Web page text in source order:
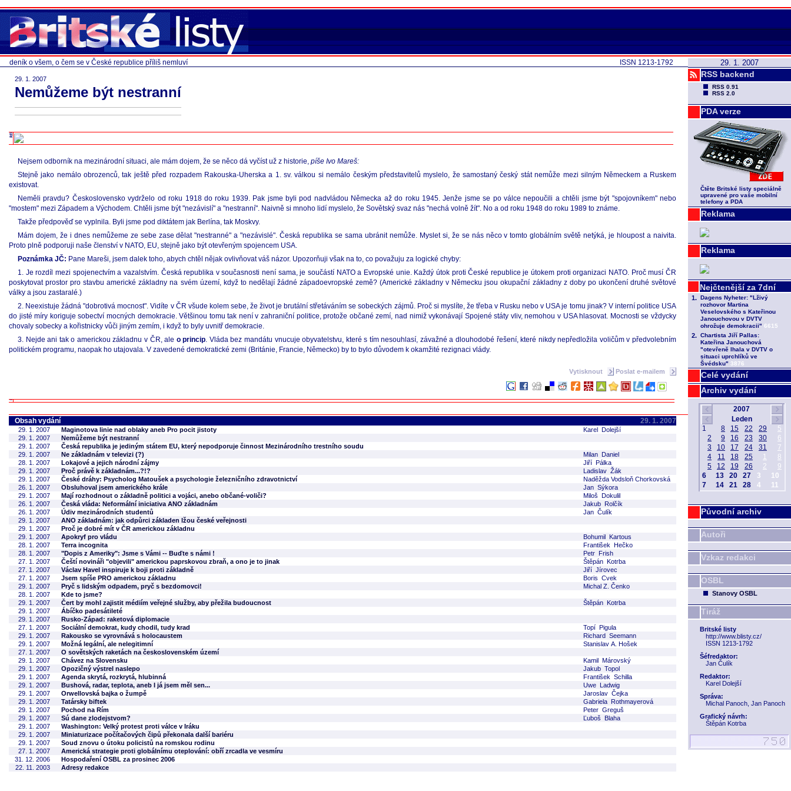
29. 1. 2007
RSS backend
RSS 0.91
RSS 2.0
PDA verze
Čtěte Britské listy speciálně
upravené pro vaše mobilní
telefony a PDA
Reklama
Reklama
Celé vydání
Archiv vydání
Původní archiv
Autoři
Vzkaz redakci
OSBL
Stanovy OSBL
Tiráž
Britské listy
http://www.blisty.cz/
ISSN 1213-1792
Šéfredaktor:
Jan Čulík
Redaktor:
Karel Dolejší
Správa:
Michal Panoch, Jan Panoch
Grafický návrh:
Štěpán Kotrba
ISSN 1213-1792
deník o všem, o čem se v České republice příliš nemluví
29. 1. 2007
Nemůžeme být nestranní
Nejsem odborník na mezinárodní situaci, ale mám dojem, že se něco dá vyčíst už z historie, píše Ivo Mareš:
Stejně jako nemálo obrozenců, tak ještě před rozpadem Rakouska-Uherska a 1. sv. válkou si nemálo českým představitelů myslelo, že samostaný český stát nemůže mezi silným Německem a Ruskem
existovat.
Neměli pravdu? Československo vydrželo od roku 1918 do roku 1939. Pak jsme byli pod nadvládou Německa až do roku 1945. Jenže jsme se po válce nepoučili a chtěli jsme být "spojovníkem" nebo
"mostem" mezi Západem a Východem. Chtěli jsme být "nezávislí" a "nestranní". Naivně si mnoho lidí myslelo, že Sovětský svaz nás "nechá volně žít". No a od roku 1948 do roku 1989 to známe.
Takže předpověď se vyplnila. Byli jsme pod diktátem jak Berlína, tak Moskvy.
Mám dojem, že i dnes nemůžeme ze sebe zase dělat "nestranné" a "nezávislé". Česká republika se sama ubránit nemůže. Myslet si, že se nás něco v tomto globálním světě netýká, je hloupost a naivita.
Proto plně podporuji naše členství v NATO, EU, stejně jako být otevřeným spojencem USA.
Poznámka JČ: Pane Mareši, jsem dalek toho, abych chtěl nějak ovlivňovat váš názor. Upozorňuji však na to, co považuju za logické chyby:
1. Je rozdíl mezi spojenectvím a vazalstvím. Česká republika v současnosti není sama, je součástí NATO a Evropské unie. Každý útok proti České republice je útokem proti organizaci NATO. Proč musí ČR
poskytovat prostor pro stavbu americké základny na svém území, když to nedělají žádné západoevropské země? (Americké základny v Německu jsou okupační základny z doby po ukončení druhé světové
války a jsou zastaralé.)
2. Neexistuje žádná "dobrotivá mocnost". Vidíte v ČR všude kolem sebe, že život je brutální střetáváním se sobeckých zájmů. Proč si myslíte, že třeba v Rusku nebo v USA je tomu jinak? V interní politice USA
do jisté míry koriguje sobectví mocných demokracie. Většinou tomu tak není v zahraniční politice, protože občané zemí, nad nimiž vykonávají Spojené státy vliv, nemohou v USA hlasovat. Mocnosti se vždycky
chovaly sobecky a kořistnicky vůči jiným zemím, i když to byly uvnitř demokracie.
3. Nejde ani tak o americkou základnu v ČR, ale o princip. Vláda bez mandátu vnucuje obyvatelstvu, které s tím nesouhlasí, závažné a dlouhodobé řešení, které nikdy nepředložila voličům v předvolebním
politickém programu, naopak ho utajovala. V zavedené demokratické zemi (Británie, Francie, Německo) by to bylo důvodem k okamžité rezignaci vlády.
Vytisknout Poslat e-mailem
Obsah vydání 29. 1. 2007
29. 1. 2007 Maginotova linie nad oblaky aneb Pro pocit jistoty
Karel Dolejší
29. 1. 2007
Nemůžeme být nestranní
29. 1. 2007
Česká republika je jediným státem EU, který nepodporuje činnost Mezinárodního trestního soudu
29. 1. 2007
Ne základnám v televizi (?)
Milan Daniel
28. 1. 2007
Lokajové a jejich národní zájmy
Jiří Pálka
29. 1. 2007
Proč právě k základnám...?!?
Ladislav Žák
29. 1. 2007
České dráhy: Psycholog Matoušek a psychologie železničního zdravotnictví
Naděžda Vodsloň Chorkovská
26. 1. 2007
Obsluhoval jsem amerického krále
Jan Sýkora
29. 1. 2007
Mají rozhodnout o základně politici a vojáci, anebo občané-voliči?
Miloš Dokulil
26. 1. 2007
Česká vláda: Neformální iniciativa ANO základnám
Jakub Rolčík
26. 1. 2007
Údiv mezinárodních studentů
Jan Čulík
29. 1. 2007
ANO základnám: jak odpůrci základen lžou české veřejnosti
29. 1. 2007
Proč je dobré mít v ČR americkou základnu
29. 1. 2007
Apokryf pro vládu
Bohumil Kartous
28. 1. 2007
Terra incognita
František Hečko
28. 1. 2007
"Dopis z Ameriky": Jsme s Vámi -- Buďte s námi !
Petr Frish
27. 1. 2007
Čeští novináři "objevili" americkou paprskovou zbraň, a ono je to jinak
Štěpán Kotrba
27. 1. 2007
Václav Havel inspiruje k boji proti základně
Jiří Jírovec
27. 1. 2007
Jsem spíše PRO americkou základnu
Boris Cvek
29. 1. 2007
Pryč s lidským odpadem, pryč s bezdomovci!
Michal Z. Čenko
28. 1. 2007
Kde to jsme?
29. 1. 2007
Čert by mohl zajistit médiím veřejné služby, aby přežila budoucnost
Štěpán Kotrba
29. 1. 2007
Ábíčko padesátileté
29. 1. 2007
Rusko-Západ: raketová diplomacie
27. 1. 2007
Sociální demokrat, kudy chodil, tudy krad
Topí Pigula
29. 1. 2007
Rakousko se vyrovnává s holocaustem
Richard Seemann
29. 1. 2007
Možná legální, ale nelegitimní
Stanislav A. Hošek
27. 1. 2007
O sovětských raketách na československém území
29. 1. 2007
Chávez na Slovensku
Kamil Márovský
29. 1. 2007
Opozičný výstrel naslepo
Jakub Topol
29. 1. 2007
Agenda skrytá, rozkrytá, hlubinná
František Schilla
29. 1. 2007
Bushová, radar, teplota, aneb I já jsem měl sen...
Uwe Ladwig
29. 1. 2007
Orwellovská bajka o žumpě
Jaroslav Čejka
29. 1. 2007
Tatársky biftek
Gabriela Rothmayerová
29. 1. 2007
Pochod na Rím
Peter Greguš
29. 1. 2007
Sú dane zlodejstvom?
Ľuboš Blaha
29. 1. 2007
Washington: Velký protest proti válce v Iráku
29. 1. 2007
Miniaturizace počítačových čipů překonala další bariéru
29. 1. 2007
Soud znovu o útoku policistů na romskou rodinu
27. 1. 2007
Americká strategie proti globálnímu oteplování: obří zrcadla ve vesmíru
31. 12. 2006
Hospodaření OSBL za prosinec 2006
22. 11. 2003
Adresy redakce